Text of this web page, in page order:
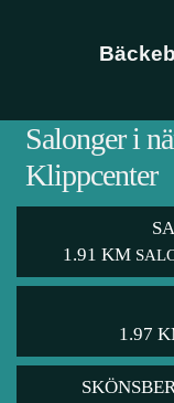
Salonger i
Klippcenter
1.91 KM
1.97